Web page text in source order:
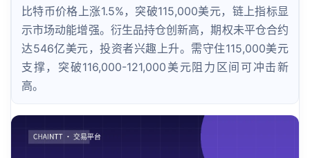
比特币价格上涨1.5%，突破115,000美元，链上指标显
示市场动能增强。衍生品持仓创新高，期权未平仓合约
达546亿美元，投资者兴趣上升。需守住115,000美元
支撑，突破116,000-121,000美元阻力区间可冲击新
高。